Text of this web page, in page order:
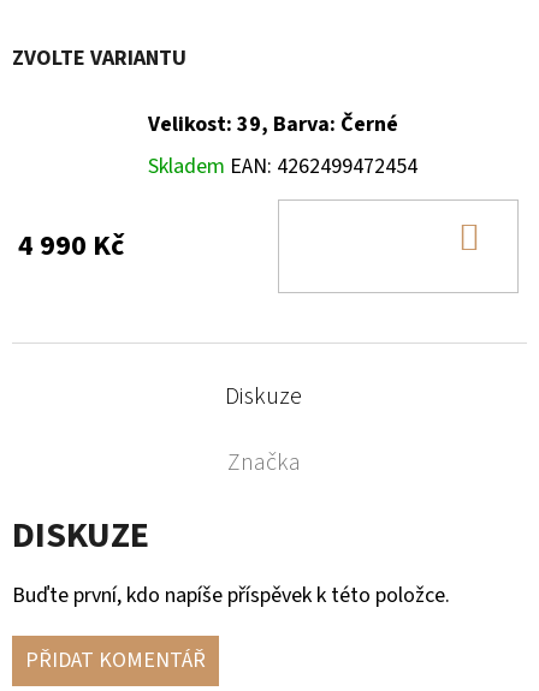
ZVOLTE VARIANTU
Velikost: 39, Barva: Černé
Skladem EAN: 4262499472454
4 990 Kč
Diskuze
Značka
DISKUZE
Buďte první, kdo napíše příspěvek k této položce.
PŘIDAT KOMENTÁŘ